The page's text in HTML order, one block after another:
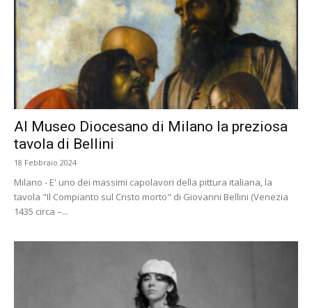
Al Museo Diocesano di Milano la preziosa
tavola di Bellini
18 Febbraio 2024
Milano - E' uno dei massimi capolavori della pittura italiana, la
tavola "Il Compianto sul Cristo morto" di Giovanni Bellini (Venezia
1435 circa –...